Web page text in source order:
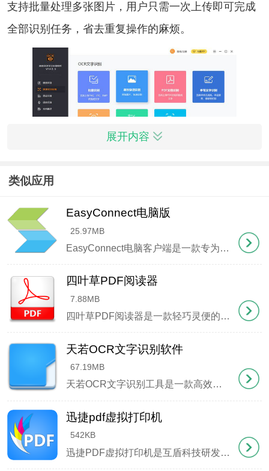
支持批量处理多张图片，用户只需一次上传即可完成
全部识别任务，省去重复操作的麻烦。
核心功能
1、图片文字提取：
支持JPG、BMP等常见图片格式转换为TXT文档，对
平。
2、PDF文档处理：
可解析普通PDF和扫描版PDF文件，加密文档也能正
常识别，文字转换效果稳定可靠。
软件会定期自动升级，用户无需额外操作就能持续获
得最新功能。
展开内容
类似应用
EasyConnect电脑版
25.97MB
EasyConnect电脑客户端是一款专为企业远程办公设计的实用工具，让您随时随地安全接入公司内部网络系统。界面设计直观友好，功能全面且响应迅速，只需填写服务器地址就能一键连接。特别提供代理服务
四叶草PDF阅读器
7.88MB
四叶草PDF阅读器是一款轻巧灵便的文档浏览工具，界面设计清新自然，操作区域干净利落，没有冗余的功能按钮。它允许同时开启多个标签页和窗口，载入文件迅速，页面切换流畅，内置书签导航、文本查找、指
天若OCR文字识别软件
67.19MB
天若OCR文字识别工具是一款高效便捷的图文处理软件，其核心功能在于精准的文字识别，同时集成了多项实用工具。这款软件采用C 开发，在Windows 7环境下需要.NET Framework 4.7及以
迅捷pdf虚拟打印机
542KB
迅捷PDF虚拟打印机是互盾科技研发的一款轻量级虚拟打印工具，安装包体积小，运行时不占用过多系统资源。它能将Word、Excel、PPT、JPG、CAJ等多种格式文件通过打印功能转换为PDF文档，简化